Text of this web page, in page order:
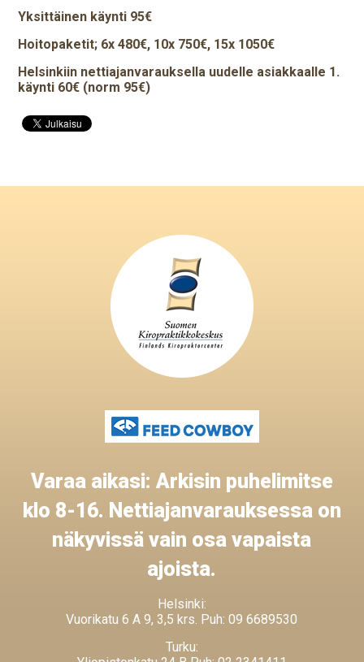
Yksittäinen käynti 95€
Hoitopaketit; 6x 480€, 10x 750€, 15x 1050€
Helsinkiin nettiajanvarauksella uudelle asiakkaalle 1.
käynti 60€ (norm 95€)
Varaa aikasi: Arkisin puhelimitse
klo 8-16. Nettiajanvarauksessa on
näkyvissä vain osa vapaista
ajoista.
Helsinki:
Vuorikatu 6 A 9, 3,5 krs. Puh: 09 6689530
Turku: